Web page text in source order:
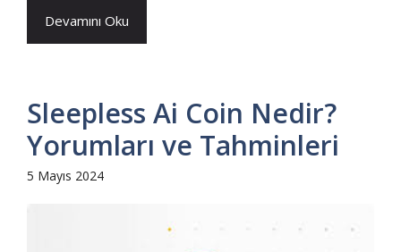
Devamını Oku
Sleepless Ai Coin Nedir?
Yorumları ve Tahminleri
5 Mayıs 2024